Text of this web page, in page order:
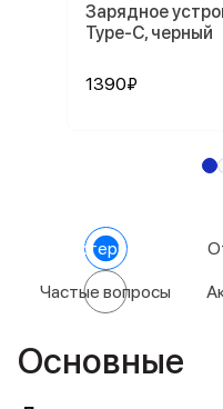
Зарядное
Type-C, черный
1390₽
Характеристики
Частые вопросы
Основные